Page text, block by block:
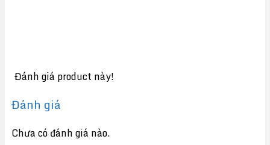
Đánh giá product này!
Đánh giá
Chưa có đánh giá nào.